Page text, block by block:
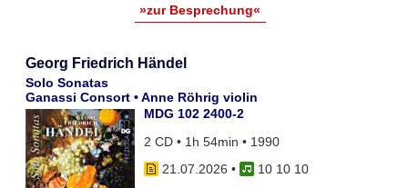
»zur Besprechung«
Georg Friedrich Händel
Solo Sonatas
Ganassi Consort • Anne Röhrig violin
MDG 102 2400-2
2 CD • 1h 54min • 1990
21.07.2026 •
10 10 10